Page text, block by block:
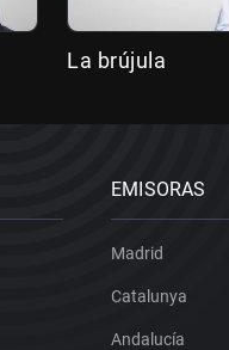
La brújula
EMISORAS
Madrid
Catalunya
Andalucía